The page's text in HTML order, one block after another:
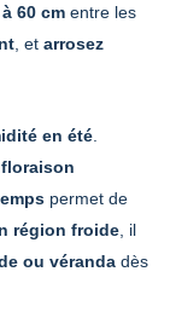
60 cm entre les
, et arrosez
en été
permet de
région froide , il
ou véranda dès